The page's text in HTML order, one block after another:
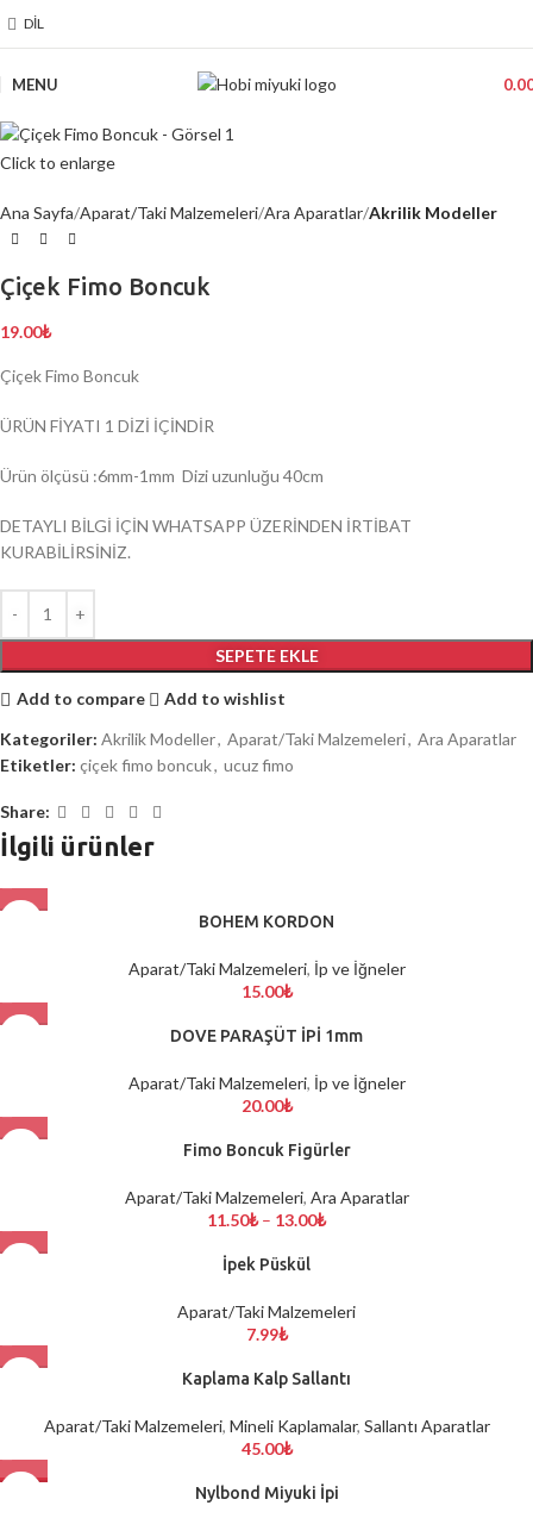
DIL
MENU
Click to enlarge
Ana Sayfa Aparat/Taki Malzemeleri Ara Aparatlar Akrilik Modeller
Çiçek Fimo Boncuk
19.00₺
Çiçek Fimo Boncuk
ÜRÜN FİYATI 1 DİZİ İÇİNDİR
Ürün ölçüsü :6mm-1mm Dizi uzunluğu 40cm
DETAYLI BİLGİ İÇİN WHATSAPP ÜZERİNDEN İRTİBAT
KURABİLİRSİNİZ.
SEPETE EKLE
Add to compare
Add to wishlist
Kategoriler: Akrilik Modeller, Aparat/Taki Malzemeleri, Ara Aparatlar
Etiketler: çiçek fimo boncuk, ucuz fimo
Share:
İlgili ürünler
BOHEM KORDON
Aparat/Taki Malzemeleri, İp ve İğneler
15.00₺
DOVE PARAŞÜT İPİ 1mm
Aparat/Taki Malzemeleri, İp ve İğneler
20.00₺
Fimo Boncuk Figürler
Aparat/Taki Malzemeleri, Ara Aparatlar
11.50₺ – 13.00₺
İpek Püskül
Aparat/Taki Malzemeleri
7.99₺
Kaplama Kalp Sallantı
Aparat/Taki Malzemeleri, Mineli Kaplamalar, Sallantı Aparatlar
45.00₺
Nylbond Miyuki İpi